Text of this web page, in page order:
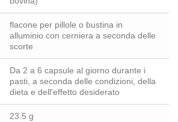
flacone per pillole o bustina in
alluminio con cerniera a seconda delle
scorte
Da 2 a 6 capsule al giorno durante i
pasti, a seconda delle condizioni, della
dieta e dell'effetto desiderato
23.5 g